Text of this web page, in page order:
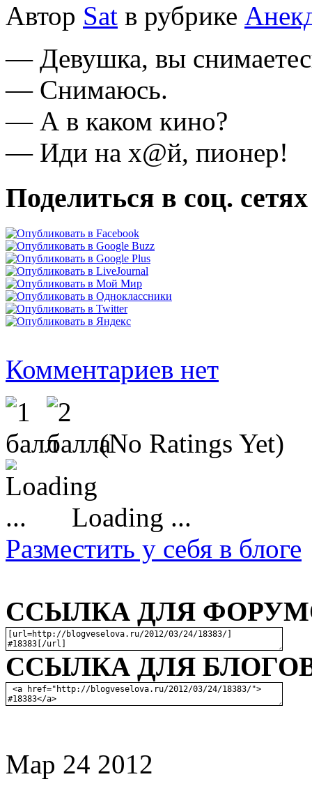
Автор Sat в рубрике
— Девушка, вы
— Снимаюсь.
— А в каком кино?
— Иди на х@й, пионер!
Поделиться в соц. сетях
Комментариев нет
(No Ratings Yet)
Loading ...
Разместить у себя в блоге
ССЫЛКА ДЛЯ
ССЫЛКА ДЛЯ БЛОГОВ
Мар 24 2012